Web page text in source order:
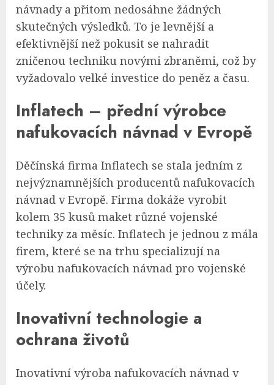
návnady a přitom nedosáhne žádných
skutečných výsledků. To je levnější a
efektivnější než pokusit se nahradit
zničenou techniku novými zbraněmi, což by
vyžadovalo velké investice do peněz a času.
Inflatech – přední výrobce
nafukovacích návnad v Evropě
Děčínská firma Inflatech se stala jedním z
nejvýznamnějších producentů nafukovacích
návnad v Evropě. Firma dokáže vyrobit
kolem 35 kusů maket různé vojenské
techniky za měsíc. Inflatech je jednou z mála
firem, které se na trhu specializují na
výrobu nafukovacích návnad pro vojenské
účely.
Inovativní technologie a
ochrana životů
Inovativní výroba nafukovacích návnad v